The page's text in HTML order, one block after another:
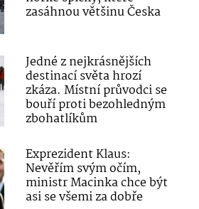
zasáhnou většinu Česka
Jedné z nejkrásnějších
destinací světa hrozí
zkáza. Místní průvodci se
bouří proti bezohledným
zbohatlíkům
Exprezident Klaus:
Nevěřím svým očím,
ministr Macinka chce být
asi se všemi za dobře